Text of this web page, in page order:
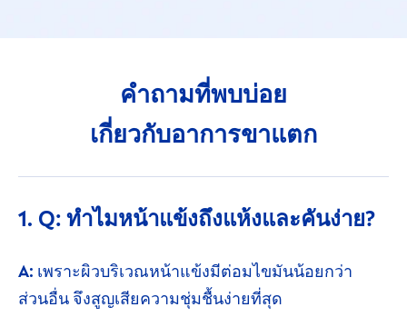
คำถามที่พบบ่อย
เกี่ยวกับอาการขาแตก
1. Q: ทำไมหน้าแข้งถึงแห้งและคันง่าย?
A: เพราะผิวบริเวณหน้าแข้งมีต่อมไขมันน้อยกว่า
ส่วนอื่น จึงสูญเสียความชุ่มชื้นง่ายที่สุด